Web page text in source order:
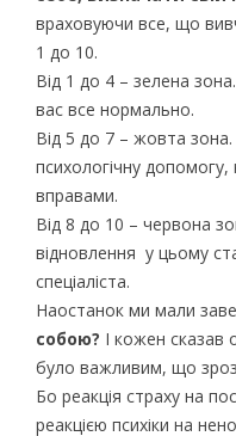
враховуючи все, що
1 до 10.
Від 1 до 4 – зелена
вас все нормально.
Від 5 до 7 – жовта зона.
психологічну
вправами.
Від 8 до 10 – червона
відновлення у цьому
спеціаліста.
Наостанок ми мали
собою? І кожен
було важливим, що
Бо реакція страху на
реакцією психіки на